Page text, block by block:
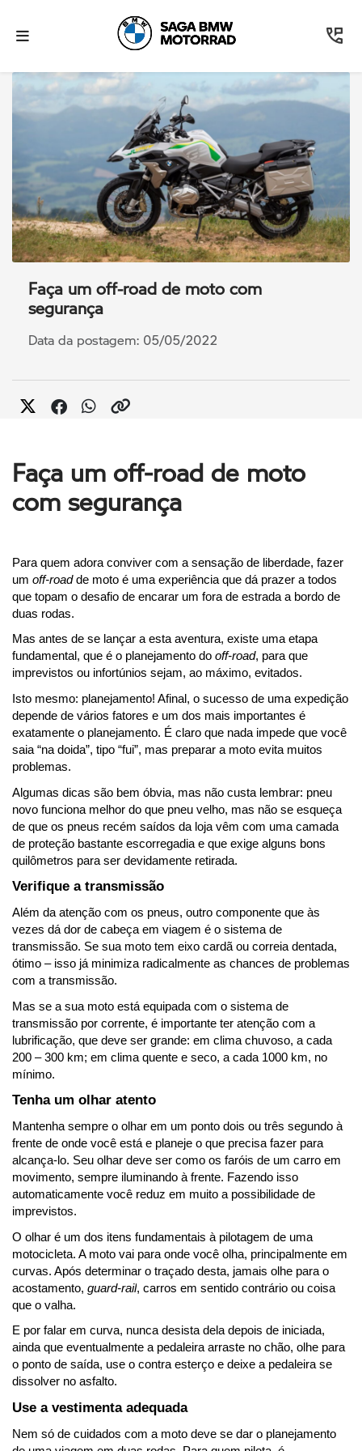
Faça um off-road de moto com
segurança
Data da postagem: 05/05/2022
Faça um off-road de moto
com segurança
Para quem adora conviver com a sensação de liberdade, fazer
um off-road de moto é uma experiência que dá prazer a todos
que topam o desafio de encarar um fora de estrada a bordo de
duas rodas.
Mas antes de se lançar a esta aventura, existe uma etapa
fundamental, que é o planejamento do off-road, para que
imprevistos ou infortúnios sejam, ao máximo, evitados.
Isto mesmo: planejamento! Afinal, o sucesso de uma expedição
depende de vários fatores e um dos mais importantes é
exatamente o planejamento. É claro que nada impede que você
saia “na doida”, tipo “fui”, mas preparar a moto evita muitos
problemas.
Algumas dicas são bem óbvia, mas não custa lembrar: pneu
novo funciona melhor do que pneu velho, mas não se esqueça
de que os pneus recém saídos da loja vêm com uma camada
de proteção bastante escorregadia e que exige alguns bons
quilômetros para ser devidamente retirada.
Verifique a transmissão
Além da atenção com os pneus, outro componente que às
vezes dá dor de cabeça em viagem é o sistema de
transmissão. Se sua moto tem eixo cardã ou correia dentada,
ótimo – isso já minimiza radicalmente as chances de problemas
com a transmissão.
Mas se a sua moto está equipada com o sistema de
transmissão por corrente, é importante ter atenção com a
lubrificação, que deve ser grande: em clima chuvoso, a cada
200 – 300 km; em clima quente e seco, a cada 1000 km, no
mínimo.
Tenha um olhar atento
Mantenha sempre o olhar em um ponto dois ou três segundo à
frente de onde você está e planeje o que precisa fazer para
alcança-lo. Seu olhar deve ser como os faróis de um carro em
movimento, sempre iluminando à frente. Fazendo isso
automaticamente você reduz em muito a possibilidade de
imprevistos.
O olhar é um dos itens fundamentais à pilotagem de uma
motocicleta. A moto vai para onde você olha, principalmente em
curvas. Após determinar o traçado desta, jamais olhe para o
acostamento, guard-rail, carros em sentido contrário ou coisa
que o valha.
E por falar em curva, nunca desista dela depois de iniciada,
ainda que eventualmente a pedaleira arraste no chão, olhe para
o ponto de saída, use o contra esterço e deixe a pedaleira se
dissolver no asfalto.
Use a vestimenta adequada
Nem só de cuidados com a moto deve se dar o planejamento